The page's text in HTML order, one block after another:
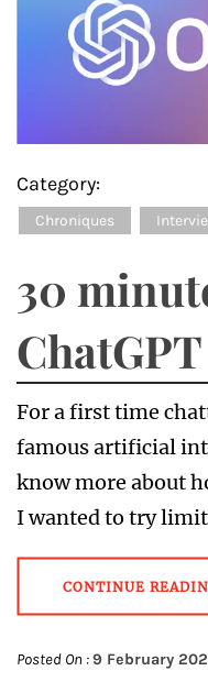
Category:
Chroniques
30
ChatGPT
For a first time
famous artificial
know more about
I wanted to try
CONTINUE
Posted On :9 February